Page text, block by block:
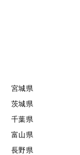
宮城県
茨城県
千葉県
富山県
長野県